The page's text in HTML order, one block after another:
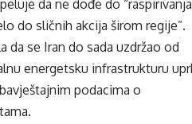
da ne dođe do “raspirivanja
do sličnih akcija širom regije”.
da se Iran do sada uzdržao od
energetsku infrastrukturu
podacima o